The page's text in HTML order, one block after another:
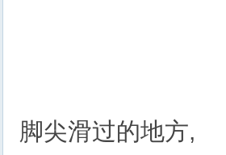
脚尖滑过的地方,